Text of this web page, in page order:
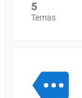
5
Temas